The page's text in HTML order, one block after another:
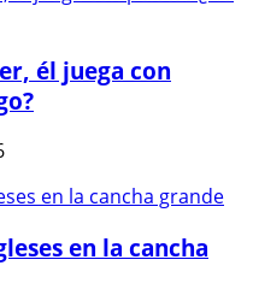
él juega con
en la cancha